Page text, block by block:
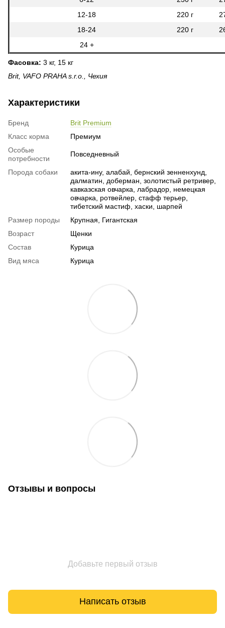
12-18
220 г
18-24
220 г
24 +
Фасовка: 3 кг, 15 кг
Brit, VAFO PRAHA s.r.o., Чехия
Характеристики
Бренд
Brit Premium
Класс корма
Премиум
Особые
потребности
Повседневный
Порода собаки
акита-ину, алабай, бернский зенненхунд,
далматин, доберман, золотистый ретривер,
кавказская овчарка, лабрадор, немецкая
овчарка, ротвейлер, стафф терьер,
тибетский мастиф, хаски, шарпей
Размер породы
Крупная, Гигантская
Возраст
Щенки
Состав
Курица
Вид мяса
Курица
Отзывы и вопросы
Добавьте первый отзыв
Написать отзыв